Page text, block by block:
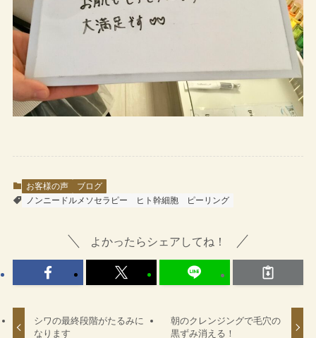
お客様の声
ブログ
ノンニードルメソセラピー
ヒト幹細胞 ピーリング
よかったらシェアしてね！
シワの最終段階がたるみに
なります
朝のクレンジングで毛穴の
黒ずみ消える！